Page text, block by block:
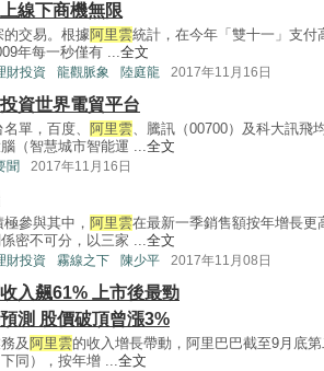
線下商機無限
的交易。根據阿里雲統計，在今年「雙十一」支付
年每一秒僅有 ...全文
財投資 龍觀脈象 陸庭龍 2017年11月16日
資世界電貿平台
單，百度、 阿里雲、騰訊（00700）及科大訊飛
（智慧城市智能運 ...全文
聞 2017年11月16日
參與其中， 阿里雲在最新一季銷售額按年增長更
密不可分，以三家 ...全文
財投資 霧線之下 陳少平 2017年11月08日
入飆61% 上市後最勁
測 股價破頂曾漲3%
及 阿里雲的收入增長帶動，阿里巴巴截至9月底
下同），按年增 ...全文